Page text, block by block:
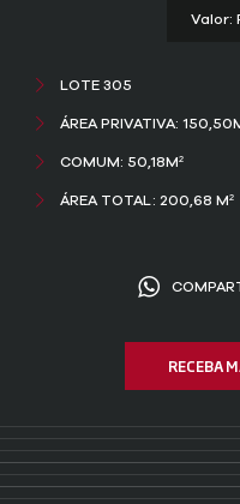
Valor:
LOTE 305
ÁREA PRIVATIVA:
COMUM: 50,18M²
ÁREA TOTAL: 200,68 M²
RECEBA